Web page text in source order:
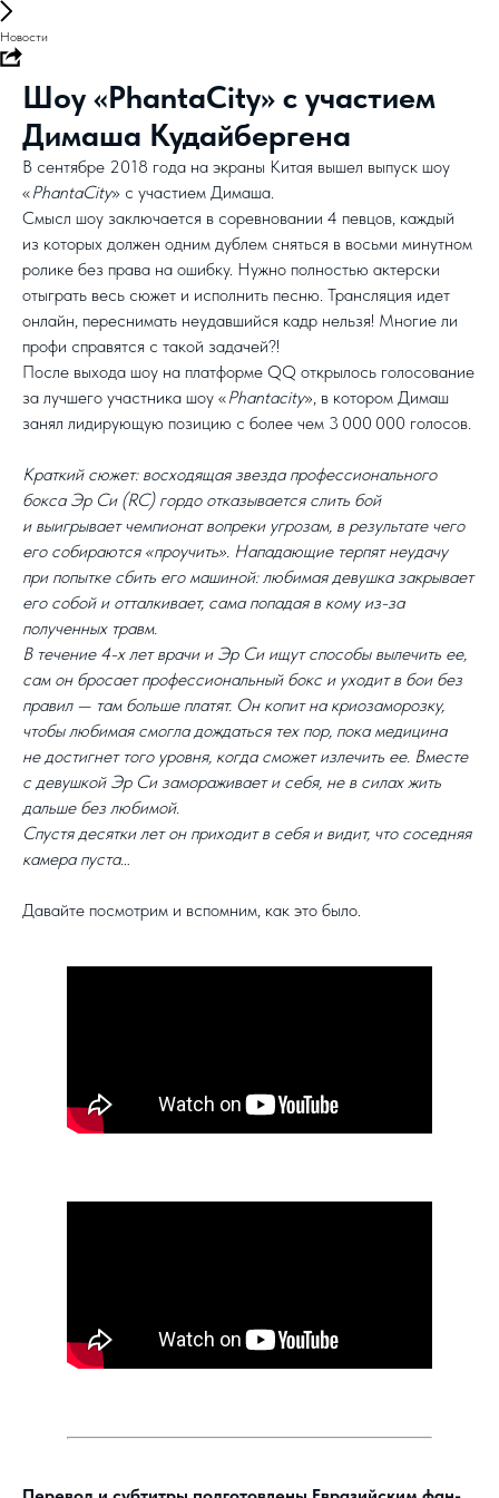
Новости
Шоу «PhantaCity» с участием
Димаша Кудайбергена
В сентябре 2018 года на экраны Китая вышел выпуск шоу
«PhantaCity» с участием Димаша.
Смысл шоу заключается в соревновании 4 певцов, каждый
из которых должен одним дублем сняться в восьми минутном
ролике без права на ошибку. Нужно полностью актерски
отыграть весь сюжет и исполнить песню. Трансляция идет
онлайн, переснимать неудавшийся кадр нельзя! Многие ли
профи справятся с такой задачей?!
После выхода шоу на платформе QQ открылось голосование
за лучшего участника шоу «Phantacity», в котором Димаш
занял лидирующую позицию с более чем 3 000 000 голосов.
Краткий сюжет: восходящая звезда профессионального
бокса Эр Си (RC) гордо отказывается слить бой
и выигрывает чемпионат вопреки угрозам, в результате чего
его собираются «проучить». Нападающие терпят неудачу
при попытке сбить его машиной: любимая девушка закрывает
его собой и отталкивает, сама попадая в кому из-за
полученных травм.
В течение 4-х лет врачи и Эр Си ищут способы вылечить ее,
сам он бросает профессиональный бокс и уходит в бои без
правил — там больше платят. Он копит на криозаморозку,
чтобы любимая смогла дождаться тех пор, пока медицина
не достигнет того уровня, когда сможет излечить ее. Вместе
с девушкой Эр Си замораживает и себя, не в силах жить
дальше без любимой.
Спустя десятки лет он приходит в себя и видит, что соседняя
камера пуста…
Давайте посмотрим и вспомним, как это было.